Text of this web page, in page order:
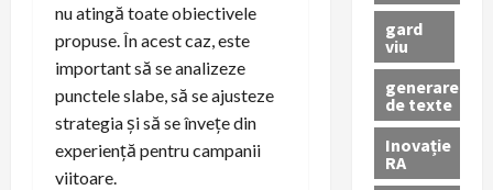
nu atingă toate obiectivele
propuse. În acest caz, este
important să se analizeze
punctele slabe, să se ajusteze
strategia și să se învețe din
experiență pentru campanii
viitoare.
gard
viu
generare
de texte
Inovație
RA